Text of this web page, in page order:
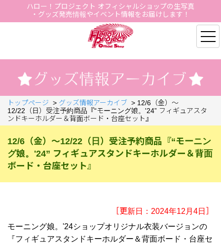
ハロー！プロジェクト オフィシャルショップの生写真
・グッズ発売情報やイベント情報をお届けします！
Hello Project Official
トップページ > グッズ情報アーカイブ > 12/6（金）～
12/22（日）受注予約商品『“モーニング娘。'24” フィギュアスタ
ンドキーホルダー＆背面ボード・台座セット』
12/6（金）～12/22（日）受注予約商品『“モーニン
グ娘。'24” フィギュアスタンドキーホルダー＆背面
ボード・台座セット』
［更新日：2024年12月4日］
モーニング娘。'24ショップオリジナル衣装バージョンの
『フィギュアスタンドキーホルダー＆背面ボード・台座セ